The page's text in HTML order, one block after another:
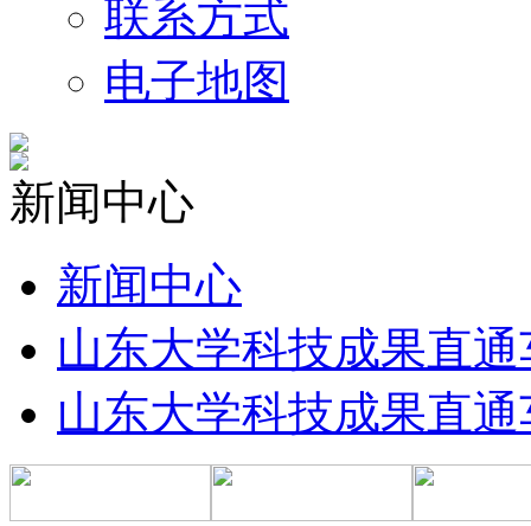
联系方式
电子地图
新闻中心
新闻中心
山东大学科技成果直
山东大学科技成果直